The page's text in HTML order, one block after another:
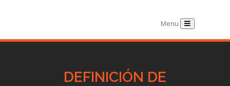
Menu
DEFINICIÓN DE